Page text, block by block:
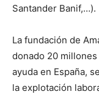
Santander Banif,…).
La fundación de
donado 20
ayuda en España,
la explotación